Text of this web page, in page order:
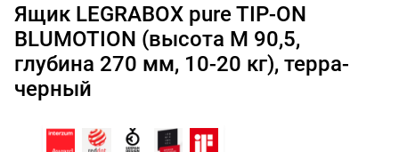
Ящик LEGRABOX pure TIP-ON
BLUMOTION (высота M 90,5,
глубина 270 мм, 10-20 кг), терра-
черный